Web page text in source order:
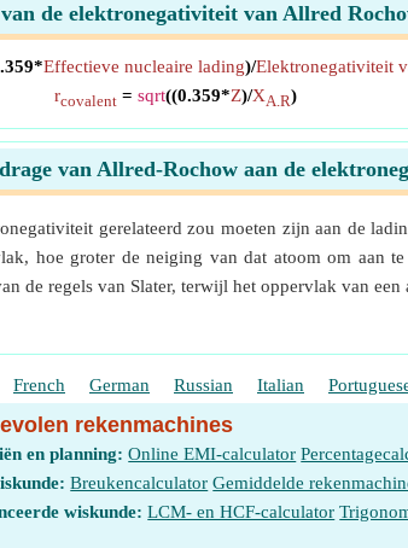
de elektronegativiteit van Allred
Effectieve nucleaire lading)/Elektronegativiteit
rcovalent= sqrt((0.359*Z)/XA.R)
van Allred-Rochow aan de
gerelateerd zou moeten zijn aan de
hoe groter de neiging van dat atoom om aan
de regels van Slater, terwijl het oppervlak van
French German Russian Italian
rekenmachines
en planning: Online EMI-calculator
Breukencalculator Gemiddelde
wiskunde: LCM- en HCF-calculator